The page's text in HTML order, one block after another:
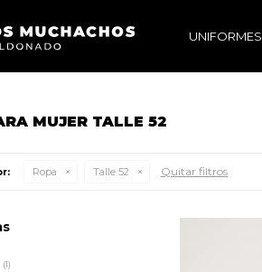
UNIFORMES
MUJER TALLE 52
Ropa Talle 52 Quitar filtros
(1)